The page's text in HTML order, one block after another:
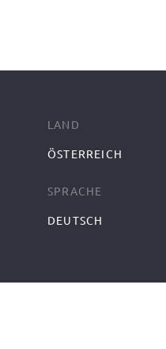
LAND
ÖSTERREICH
SPRACHE
DEUTSCH